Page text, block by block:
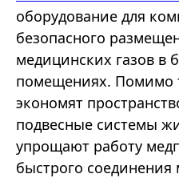
оборудование для
безопасного
медицинских газов в
помещениях. Помимо
экономят
подвесные системы
упрощают работу
быстрого